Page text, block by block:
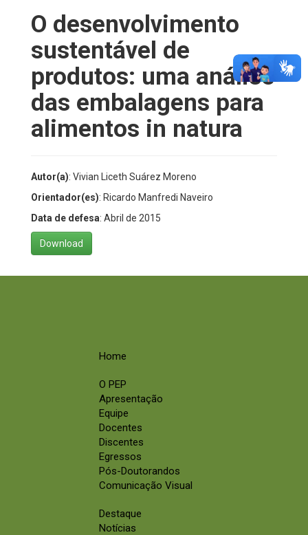
O desenvolvimento
sustentável de
produtos: uma análise
das embalagens para
alimentos in natura
Autor(a): Vivian Liceth Suárez Moreno
Orientador(es): Ricardo Manfredi Naveiro
Data de defesa: Abril de 2015
Download
Home
O PEP
Apresentação
Equipe
Docentes
Discentes
Egressos
Pós-Doutorandos
Comunicação Visual
Destaque
Notícias